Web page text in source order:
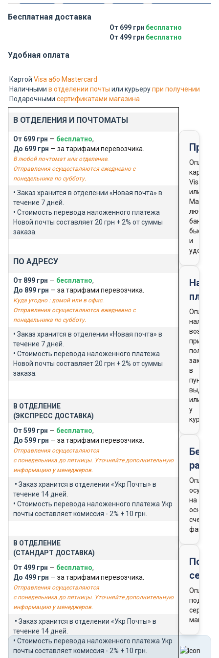
Бесплатная доставка
От 699 грн бесплатно
От 499 грн бесплатно
Удобная оплата
Картой Visa або Mastercard
Наличными в отделении почты или курьерупри получении
Подарочными сертификатами магазина
В ОТДЕЛЕНИЯ И ПОЧТОМАТЫ
От 699 грн — бесплатно,
До 699 грн — за тарифами перевозчика.
В любой почтомат или отделение.
Отправления осуществляются ежедневно с
понедельника по субботу.
• Заказ хранится в отделении «Новая почта» в
течение 7 дней.
• Стоимость перевода наложенного платежа
Новой почты составляет 20 грн + 2% от суммы
заказа.
ПО АДРЕСУ
От 899 грн — бесплатно,
До 899 грн — за тарифами перевозчика.
Куда угодно : домой или в офис.
Отправления осуществляются ежедневно с
понедельника по субботу.
• Заказ хранится в отделении «Новая почта» в
течение 7 дней.
• Стоимость перевода наложенного платежа
Новой почты составляет 20 грн + 2% от суммы
заказа.
В ОТДЕЛЕНИЕ
(ЭКСПРЕСС ДОСТАВКА)
От 599 грн — бесплатно,
До 599 грн — за тарифами перевозчика.
Отправления осуществляются
с понедельника до пятницы. Уточняйте дополнительную
информацию у менеджеров.
• Заказ хранится в отделении «Укр Почты» в
течение 14 дней.
• Стоимость перевода наложенного платежа Укр
почты составляет комиссия - 2% + 10 грн.
В ОТДЕЛЕНИЕ
(СТАНДАРТ ДОСТАВКА)
От 499 грн — бесплатно,
До 499 грн — за тарифами перевозчика.
Отправления осуществляются
с понедельника до пятницы. Уточняйте дополнительную
информацию у менеджеров.
• Заказ хранится в отделении «Укр Почты» в
течение 14 дней.
• Стоимость перевода наложенного платежа Укр
почты составляет комиссия - 2% + 10 грн.
Оплата
картой
Visa
или
любого
банка
быстро
и
удобно
Оплата
при
заказа
в
пункте
выдачи
или
у
курьера
Оплата
на
счета-
фактуры
Оплата